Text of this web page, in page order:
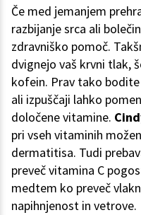
Če med jemanjem
razbijanje srca ali
zdravniško pomoč.
dvignejo vaš krvni tlak,
kofein. Prav tako
ali izpuščaji lahko
določene vitamine.
pri vseh vitaminih
dermatitisa. Tudi
preveč vitamina C
medtem ko preveč
napihnjenost in vetrove.